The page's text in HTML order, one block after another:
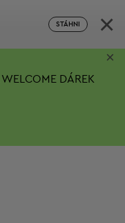
STÁHNI ×
WELCOME DÁREK
×